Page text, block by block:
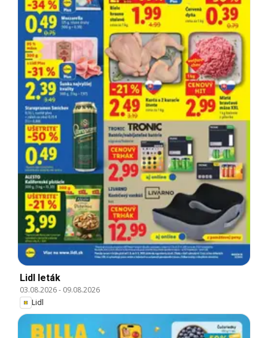
Lidl leták
03.08.2026- 09.08.2026
Lidl